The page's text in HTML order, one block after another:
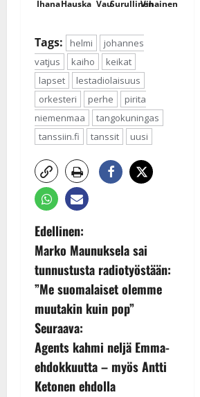
IhanaHauska VauSurullinenVihainen
Tags: helmi
johannes
vatjus
kaiho
keikat
lapset
lestadiolaisuus
orkesteri
perhe
pirita
niemenmaa
tangokuningas
tanssiin.fi
tanssit uusi
P
o
s
t
n
a
Edellinen:
Marko Maunuksela sai
tunnustusta radiotyöstään:
”Me suomalaiset olemme
muutakin kuin pop”
Seuraava:
Agents kahmi neljä Emma-
ehdokkuutta – myös Antti
Ketonen ehdolla